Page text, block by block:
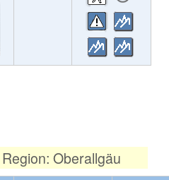
Oberallgäu